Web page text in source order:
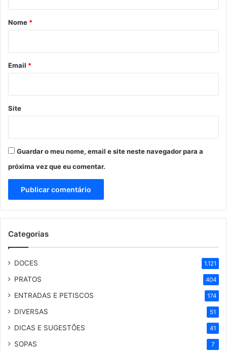
r
*
Nome *
Email *
Site
Guardar o meu nome, email e site neste navegador para a
próxima vez que eu comentar.
Categorias
DOCES 1.121
PRATOS 404
ENTRADAS E PETISCOS 174
DIVERSAS 51
DICAS E SUGESTÕES 41
SOPAS 7